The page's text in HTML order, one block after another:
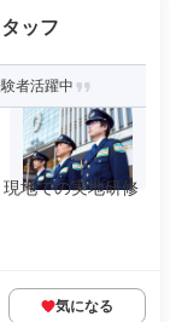
ッフ
者活躍中
地での実地研修
気になる